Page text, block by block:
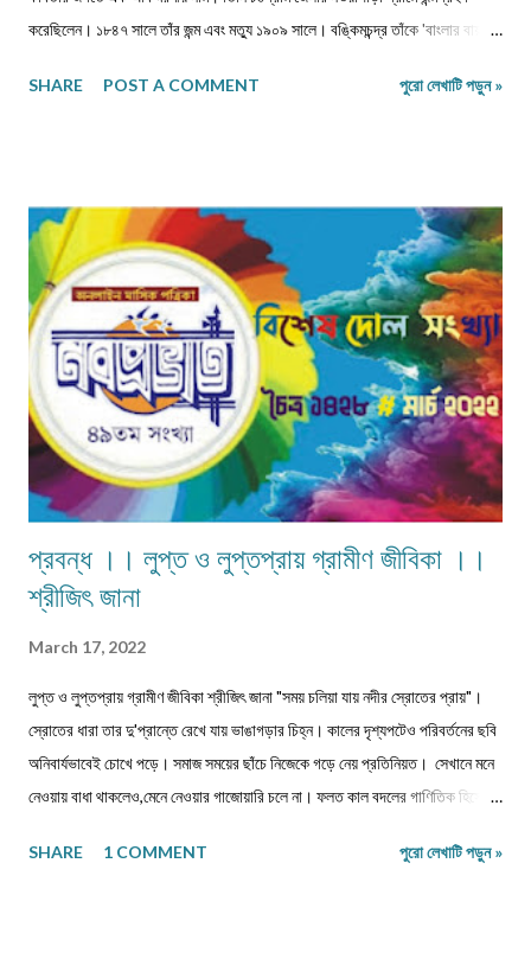
করেছিলেন। ১৮৪৭ সালে তাঁর জন্ম এবং মত্যু ১৯০৯ সালে। বঙ্কিমচন্দ্র তাঁকে 'বাংলার বায়রন'
প্রয়াসী হয়ে ভবিষ্যতের স্বপ্ন দেখেছেন।মধুসূদন-হেমচন্দ্র-নবীনচন্দ্র--এই তিন কবি বাংলা
'ত্রয়ী' কাব্যে ধর্মীয় ভাবধারার আবেগ ফুটিয়ে তোলা হয়েছে। ‎ ‎নবীনচন্দ্র সেন বহু কাব্য
লিখেছেন। যেমন- 'অবকাশরঞ্জিনী','পলাশীর যুদ্ধ', 'ক্লিওপেট্রা', 'রঙ্গমতী', 'খ্রীষ্ট', ...
SHARE POST A COMMENT পুরো লেখাটি পড়ুন »
প্রবন্ধ ।। লুপ্ত ও লুপ্তপ্রায় গ্রামীণ জীবিকা ।।
শ্রীজিৎ জানা
March 17, 2022
লুপ্ত ও লুপ্তপ্রায় গ্রামীণ জীবিকা শ্রীজিৎ জানা "সময় চলিয়া যায় নদীর স্রোতের প্রায়"।
স্রোতের ধারা তার দু'প্রান্তে রেখে যায় ভাঙাগড়ার চিহ্ন। কালের দৃশ্যপটেও পরিবর্তনের ছবি
অনিবার্যভাবেই চোখে পড়ে। সমাজ সময়ের ছাঁচে নিজেকে গড়ে নেয় প্রতিনিয়ত। সেখানে মনে
নেওয়ায় বাধা থাকলেও,মেনে নেওয়ার গাজোয়ারি চলে না। ফলত কাল বদলের গাণিতিক হিসেবে
থাকার সংগ্রাম। মানুষের জীবনযাপনের ক্ষেত্রে আজকে যা অত্যাবশ্যকীয় কাল তার বিকল্প রূপ
SHARE 1 COMMENT পুরো লেখাটি পড়ুন »